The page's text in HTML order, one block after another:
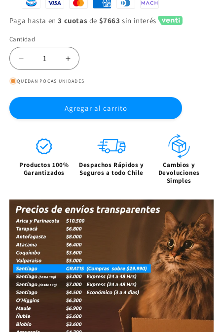
Paga hasta en3 cuotas de $7663 sin interés
Cantidad
Reducir
cantidad
para
Generico
Canon
60d
Aumentar
cantidad
para
De
Silicona
Generico
60d
QUEDAN POCAS UNIDADES
Agregar al carrito
Productos 100%
Garantizados
Despachos Rápidos y
Seguros a todo Chile
Cambios y
Devoluciones
Simples